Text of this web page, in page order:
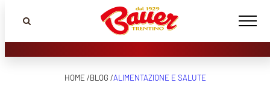
HOME /BLOG /ALIMENTAZIONE E SALUTE